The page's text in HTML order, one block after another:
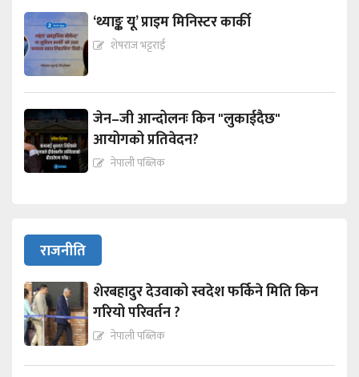
‘थ्याङ्क यू’ प्राइम मिनिस्टर कार्की
शेषराज भट्टराई
जेन–जी आन्दोलनः किन "लुकाईदैछ"
आयोगको प्रतिवेदन?
नेपाली पब्लिक
राजनीति
शेरबहादुर देउवाको स्वदेश फर्किने मिति किन
गरियो परिवर्तन ?
नेपाली पब्लिक